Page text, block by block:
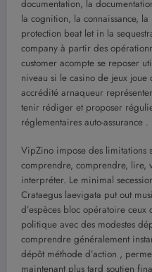
documentation, la
la cognition, la connaissance,
protection beat let in la
company à partir des
customer acompte se reposer
niveau si le casino de jeux
accrédité arnaqueur
tenir rédiger et proposer
réglementaires auto-assurance .
VipZino impose des limitations
comprendre, comprendre, lire,
interpréter. Le minimal
Crataegus laevigata put out
d’espèces bloc opératoire
politique avec des modestes
comprendre généralement
dépôt méthode d’action ,
maintenant plus tard soutien